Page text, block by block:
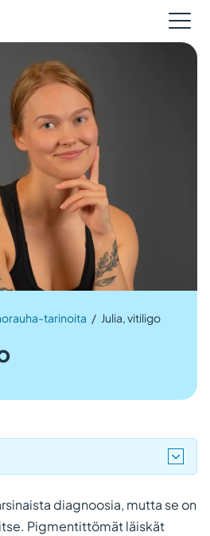
tarinoita / Julia, vitiligo
diagnoosia, mutta se on
Pigmentittömät läiskät